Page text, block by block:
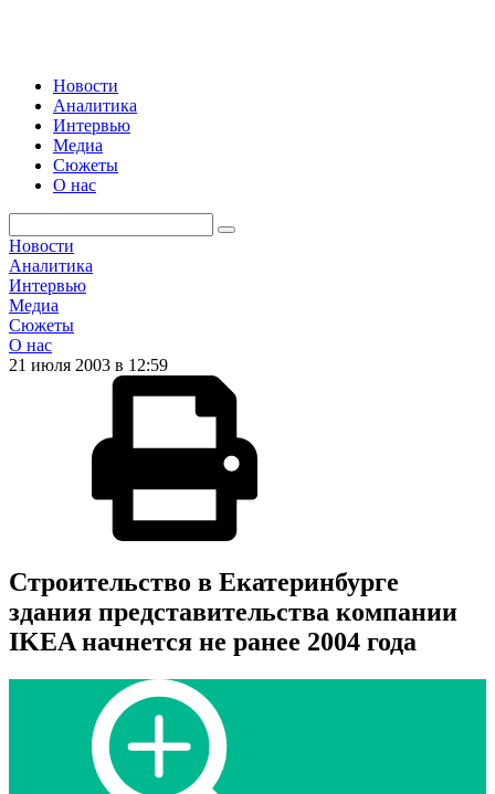
Новости
Аналитика
Интервью
Медиа
Сюжеты
О нас
Новости
Аналитика
Интервью
Медиа
Сюжеты
О нас
21 июля 2003 в 12:59
Строительство в Екатеринбурге
здания представительства компании
IKEA начнется не ранее 2004 года